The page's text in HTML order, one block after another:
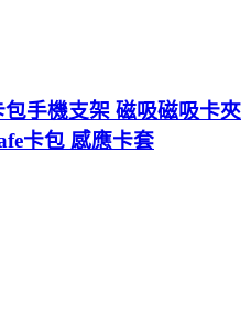
手機支架 磁吸磁吸卡夾
卡包 感應卡套